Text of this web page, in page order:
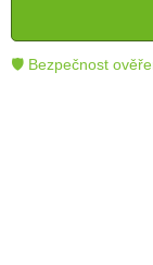
🛡 Bezpečnost